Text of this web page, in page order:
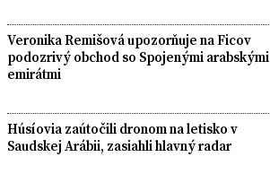
Veronika Remišová upozorňuje na Ficov
podozrivý obchod so Spojenými arabskými
emirátmi
Húsíovia zaútočili dronom na letisko v
Saudskej Arábii, zasiahli hlavný radar